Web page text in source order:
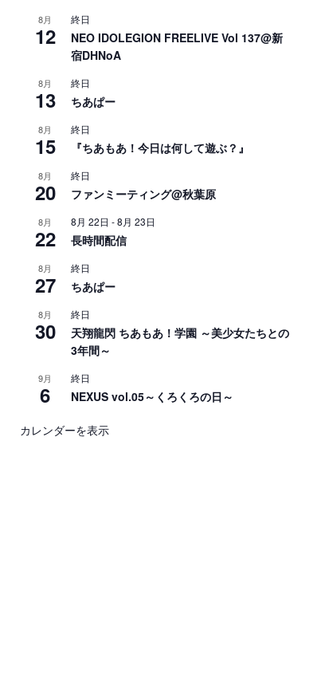
8月
12
終日
NEO IDOLEGION FREELIVE Vol 137@新
宿DHNoA
8月
13
終日
ちあぱー
8月
15
終日
『ちあもあ！今日は何して遊ぶ？』
8月
20
終日
ファンミーティング@秋葉原
8月
22
8月 22日 -8月 23日
長時間配信
8月
27
終日
ちあぱー
8月
30
終日
天翔龍閃 ちあもあ！学園 ～美少女たちとの
3年間～
9月
6
終日
NEXUS vol.05～くろくろの日～
カレンダーを表示